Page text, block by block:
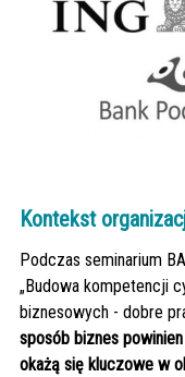
Kontekst
Podczas seminarium
„Budowa kompetencji
biznesowych - dobre
sposób biznes
okażą się kluczowe w